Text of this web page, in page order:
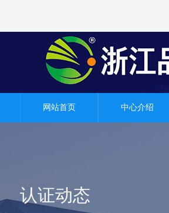
网站首页 中心介绍
认证动态